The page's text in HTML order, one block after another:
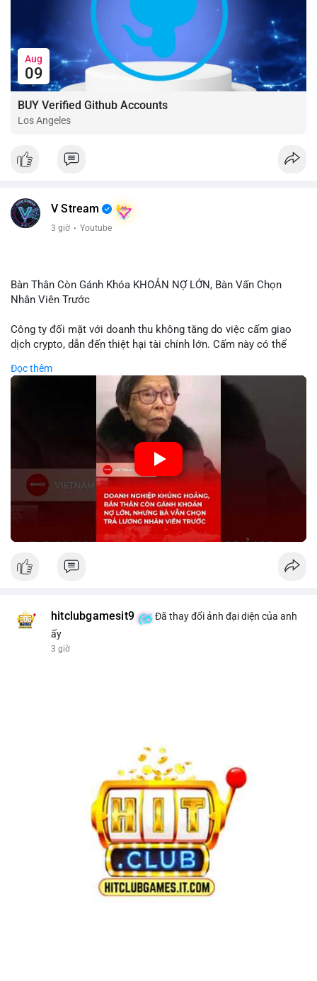
Aug
09
BUY Verified Github Accounts
Los Angeles
V Stream
3 giờ · Youtube
Bàn Thân Còn Gánh Khóa KHOẢN NỢ LỚN, Bàn Vấn Chọn
Nhân Viên Trước
Công ty đối mặt với doanh thu không tăng do việc cấm giao
dịch crypto, dẫn đến thiệt hại tài chính lớn. Cấm này có thể
biến động giá digital asset. Bàn vấn chuyển hướng tập trung
vào nhân lực, cho thấy chiến lược giảm chi phí hoặc điều chỉnh
mô hình kinh doanh. Điều này có thể ảnh hưởng đến thị trường
crypto và các doanh nghiệp liên quan trong tương lai.
🎥 Xem video trực tiếp tại:
Nguồn: KIEN THUC KINH TE
Đọc thêm
hitclubgamesit9
Đã thay đổi ảnh đại diện của anh
ấy
3 giờ